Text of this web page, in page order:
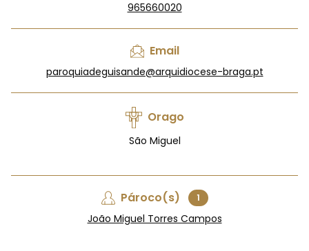
965660020
Email
paroquiadeguisande@arquidiocese-braga.pt
Orago
São Miguel
Pároco(s) 1
João Miguel Torres Campos